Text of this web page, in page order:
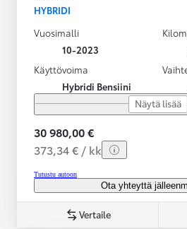
HYBRIDI
Vuosimalli
10-2023
Käyttövoima
Hybridi Bensiini
Näytä lisää
30 980,00 €
373,34 € / kk
Tutustu autoon
Ota yhteyttä
Vertaile